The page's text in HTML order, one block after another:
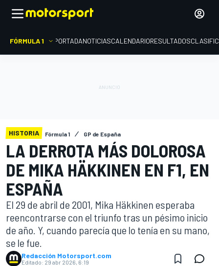
FÓRMULA 1 PORTADANOTICIASCALENDARIORESULTADOS
HISTORIA Fórmula 1 GP de España
LA DERROTA MÁS DOLOROSA
DE MIKA HÄKKINEN EN F1, EN
ESPAÑA
El 29 de abril de 2001, Mika Häkkinen esperaba
reencontrarse con el triunfo tras un pésimo inicio
de año. Y, cuando parecía que lo tenía en su mano,
se le fue.
Redacción Motorsport.com
Editado: 29 abr 2026, 6:19